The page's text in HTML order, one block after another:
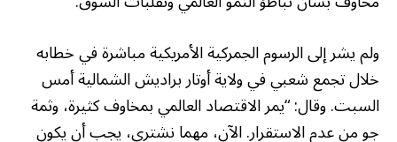
ولم يشر إلى الرسوم الجمركية الأمريكية مباشرة في خطابه
خلال تجمع شعبي في ولاية أوتار براديش الشمالية أمس
السبت. وقال: “يمر الاقتصاد العالمي بمخاوف كثيرة، وثمة
جو من عدم الاستقرار. الآن، مهما نشتري، يجب أن يكون